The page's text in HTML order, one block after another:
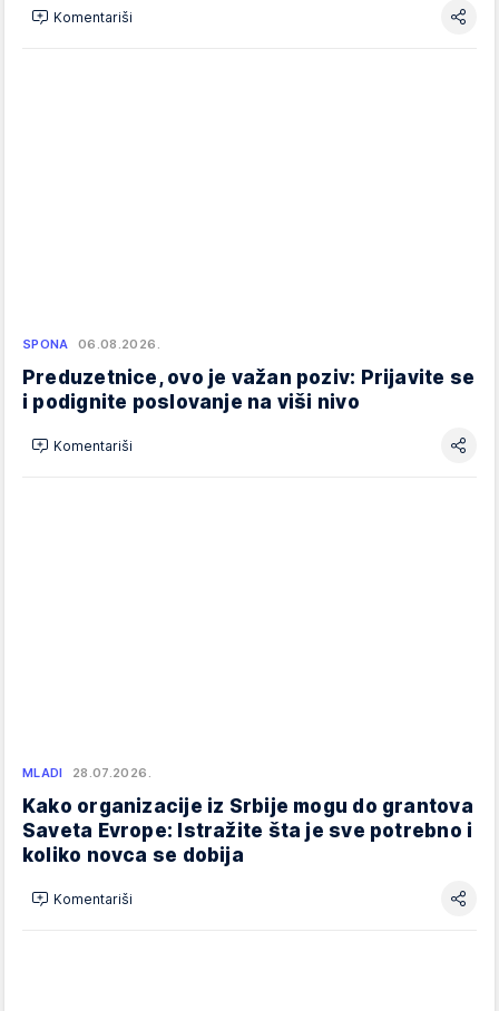
Komentariši
SPONA 06.08.2026.
Preduzetnice, ovo je važan poziv: Prijavite se
i podignite poslovanje na viši nivo
Komentariši
MLADI 28.07.2026.
Kako organizacije iz Srbije mogu do grantova
Saveta Evrope: Istražite šta je sve potrebno i
koliko novca se dobija
Komentariši